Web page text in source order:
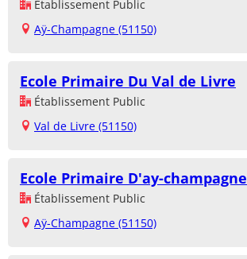
Établissement Public
Aÿ-Champagne (51150)
Ecole Primaire Du Val de Livre
Établissement Public
Val de Livre (51150)
Ecole Primaire D'ay-champagne
Établissement Public
Aÿ-Champagne (51150)